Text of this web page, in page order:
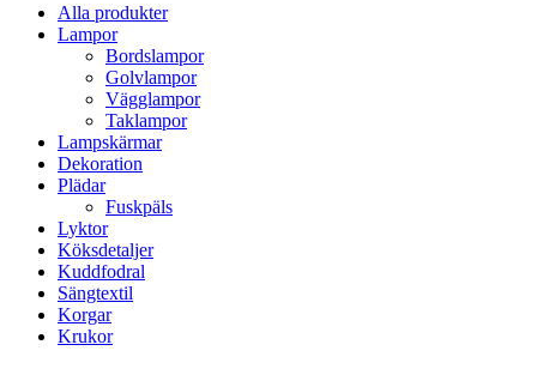
Alla produkter
Lampor
Bordslampor
Golvlampor
Vägglampor
Taklampor
Lampskärmar
Dekoration
Plädar
Fuskpäls
Lyktor
Köksdetaljer
Kuddfodral
Sängtextil
Korgar
Krukor